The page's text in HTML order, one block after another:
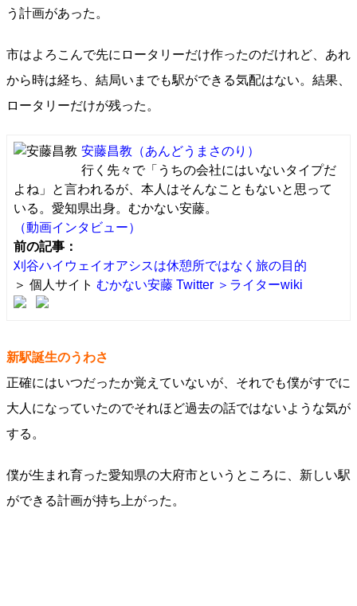
う計画があった。
市はよろこんで先にロータリーだけ作ったのだけれど、あれ
から時は経ち、結局いまでも駅ができる気配はない。結果、
ロータリーだけが残った。
安藤昌教 （あんどうまさのり）
行く先々で「うちの会社にはいないタイプだ
よね」と言われるが、本人はそんなこともないと思って
いる。愛知県出身。むかない安藤。
（動画インタビュー）
前の記事：
刈谷ハイウェイオアシスは休憩所ではなく旅の目的
＞ 個人サイト むかない安藤 Twitter ＞ライターwiki
新駅誕生のうわさ
正確にはいつだったか覚えていないが、それでも僕がすでに
大人になっていたのでそれほど過去の話ではないような気が
する。
僕が生まれ育った愛知県の大府市というところに、新しい駅
ができる計画が持ち上がった。